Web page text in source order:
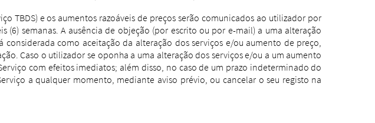
TBDS) e os aumentos razoáveis ​​de preços serão comunicados ao utilizador por
semanas. A ausência de objeção (por escrito ou por e-mail) a uma alteração
como aceitação da alteração dos serviços e/ou aumento de preço,
Caso o utilizador se oponha a uma alteração dos serviços e/ou a um aumento
com efeitos imediatos; além disso, no caso de um prazo indeterminado do
a qualquer momento, mediante aviso prévio, ou cancelar o seu registo na